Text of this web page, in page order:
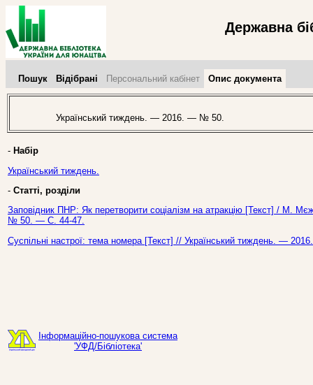
Державна
Пошук Відібрані Персональний кабінет Опис документа
Український тиждень. — 2016. — № 50.
- Набір
Український тиждень.
- Статті, розділи
Заповідник ПНР: Як перетворити соціалізм на атракцію [Текст] / М.
№ 50. — С. 44-47.
Суспільні настрої: тема номера [Текст] // Український тиждень. —
Інформаційно-пошукова система
'УФД/Бібліотека'